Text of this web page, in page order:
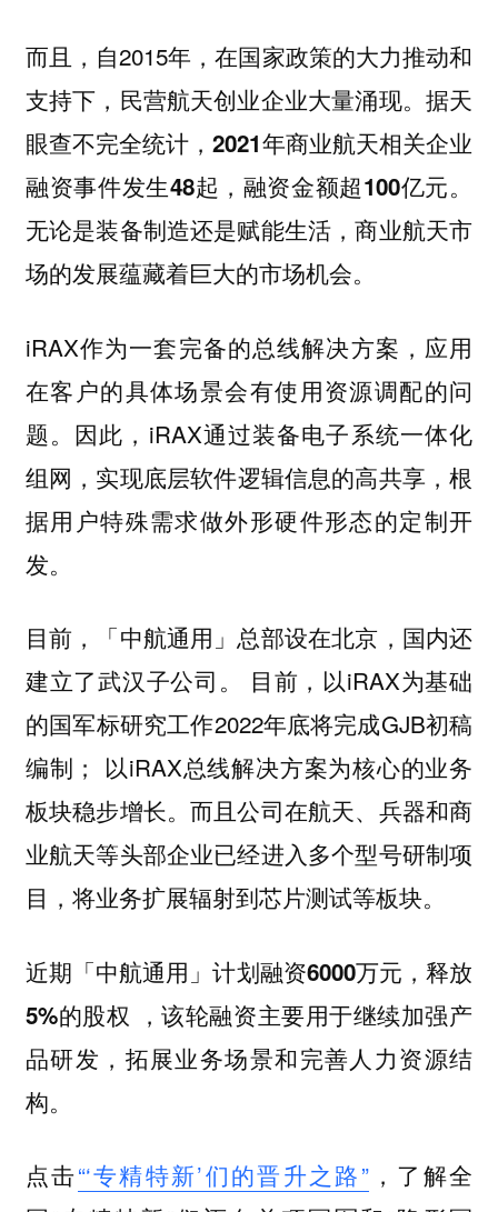
而且，自2015年，在国家政策的大力推动和
支持下，民营航天创业企业大量涌现。 据天
眼查不完全统计，2021年商业航天相关企业
融资事件发生48起，融资金额超100亿元。
无论是装备制造还是赋能生活，商业航天市
场的发展蕴藏着巨大的市场机会。
iRAX作为一套完备的总线解决方案，应用
在客户的具体场景会有使用资源调配的问
题。因此，iRAX通过装备电子系统一体化
组网， 实现底层软件逻辑信息的高共享，根
据用户特殊需求做外形硬件形态的定制开
发。
目前，「中航通用」总部设在北京，国内还
建立了武汉子公司。 目前，以iRAX为基础
的国军标研究工作2022年底将完成GJB初稿
编制； 以iRAX总线解决方案为核心的业务
板块稳步增长。而且公司在航天、兵器和商
业航天等头部企业已经进入多个型号研制项
目，将业务扩展辐射到芯片测试等板块。
近期「中航通用」计划融资6000万元，释放
5%的股权 ，该轮融资主要用于继续加强产
品研发，拓展业务场景和完善人力资源结
构。
点击“‘专精特新’们的晋升之路”，了解全